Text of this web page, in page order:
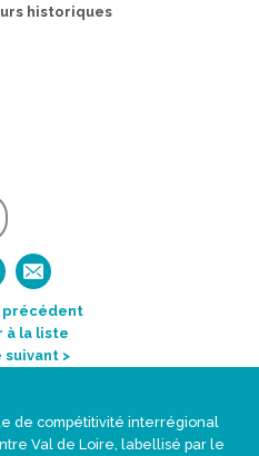
historiques
précédent
à la liste
>
de compétitivité interrégional
Val de Loire, labellisé par le